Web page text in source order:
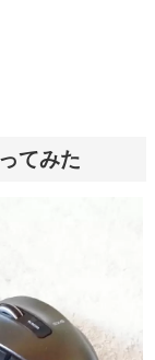
てみた